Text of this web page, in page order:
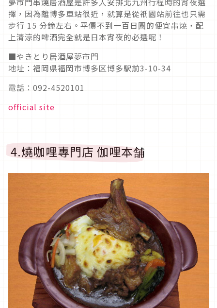
擇，因為離博多車站很近，就算是從祇園站前往也只需
步行 15 分鐘左右。平價不到一百日圓的便宜串燒，配
上清涼的啤酒完全就是日本宵夜的必選呢！
■やきとり居酒屋夢市門
地址：福岡県福岡市博多区博多駅前3-10-34
電話：092-4520101
official site
4.燒咖哩專門店 伽哩本舗